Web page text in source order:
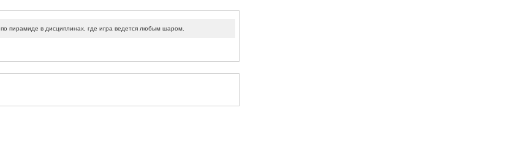
по пирамиде в дисциплинах, где игра ведется любым шаром.